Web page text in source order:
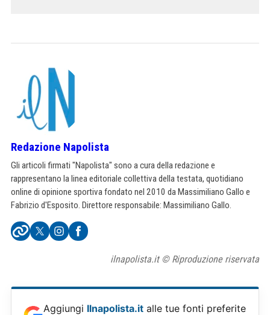
Redazione Napolista
Gli articoli firmati "Napolista" sono a cura della redazione e
rappresentano la linea editoriale collettiva della testata, quotidiano
online di opinione sportiva fondato nel 2010 da Massimiliano Gallo e
Fabrizio d'Esposito. Direttore responsabile: Massimiliano Gallo.
ilnapolista.it © Riproduzione riservata
Aggiungi Ilnapolista.it alle tue fonti preferite